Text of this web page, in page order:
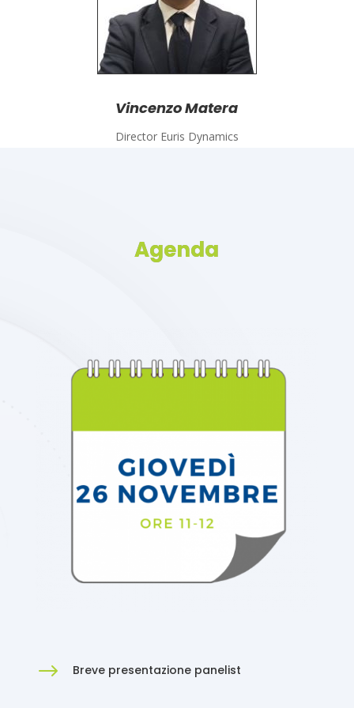
Vincenzo Matera
Director Euris Dynamics
Agenda
$ Breve presentazione panelist